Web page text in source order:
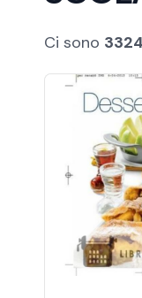
Ci sono 3324